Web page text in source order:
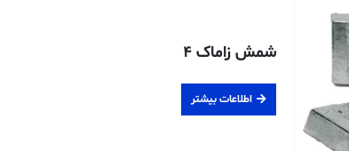
شمش زاماک ۴
اطلاعات بیشتر